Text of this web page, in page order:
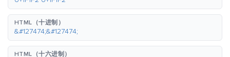
HTML（十进制）
&#127474;&#127474;
HTML（十六进制）